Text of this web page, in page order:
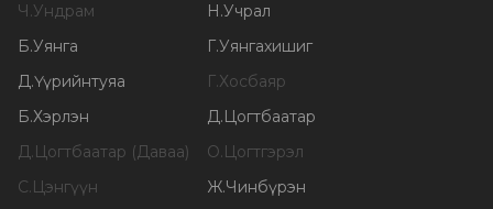
Ч.Ундрам Н.Учрал
Б.Уянга Г.Уянгахишиг
Д.Үүрийнтуяа Г.Хосбаяр
Б.Хэрлэн Д.Цогтбаатар
Д.Цогтбаатар (Даваа) О.Цогтгэрэл
С.Цэнгүүн Ж.Чинбүрэн